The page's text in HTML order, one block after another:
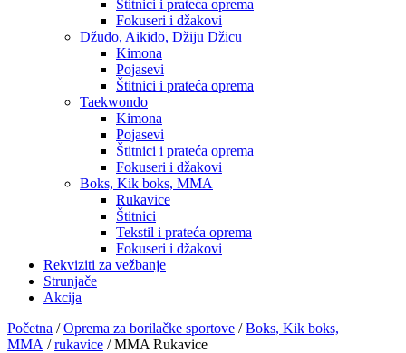
Štitnici i prateća oprema
Fokuseri i džakovi
Džudo, Aikido, Džiju Džicu
Kimona
Pojasevi
Štitnici i prateća oprema
Taekwondo
Kimona
Pojasevi
Štitnici i prateća oprema
Fokuseri i džakovi
Boks, Kik boks, MMA
Rukavice
Štitnici
Tekstil i prateća oprema
Fokuseri i džakovi
Rekviziti za vežbanje
Strunjače
Akcija
Početna /Oprema za borilačke sportove /Boks, Kik boks,
MMA /rukavice / MMA Rukavice